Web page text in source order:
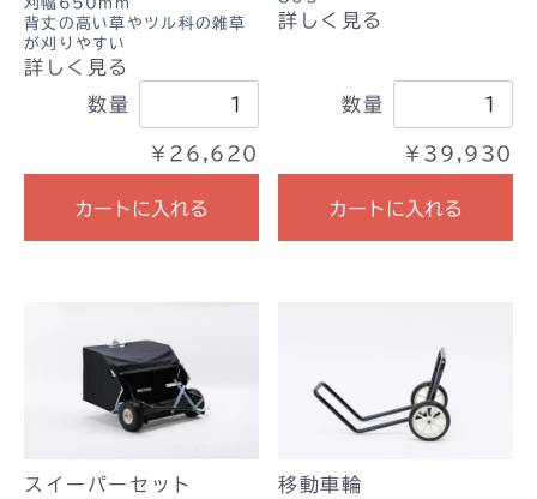
背丈の高い草やツル科の雑草
が刈りやすい
詳しく見る
数量
￥26,620
カートに入れる
詳しく見る
数量
￥39,930
カートに入れる
スイーパーセット
移動車輪